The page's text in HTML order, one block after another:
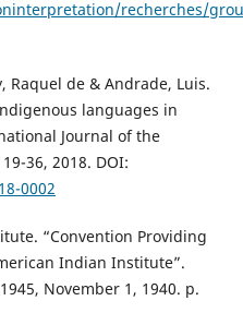
recherches/
Raquel de & Andrade, Luis.
languages in
Journal of the
36, 2018. DOI:
0002
“Convention Providing
Indian Institute”.
November 1, 1940. p.